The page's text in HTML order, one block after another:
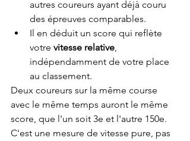
autres coureurs ayant déjà couru
des épreuves comparables.
Il en déduit un score qui reflète
votre vitesse relative,
indépendamment de votre place
au classement.
Deux coureurs sur la même course
avec le même temps auront le même
score, que l'un soit 3e et l'autre 150e.
C'est une mesure de vitesse pure, pas